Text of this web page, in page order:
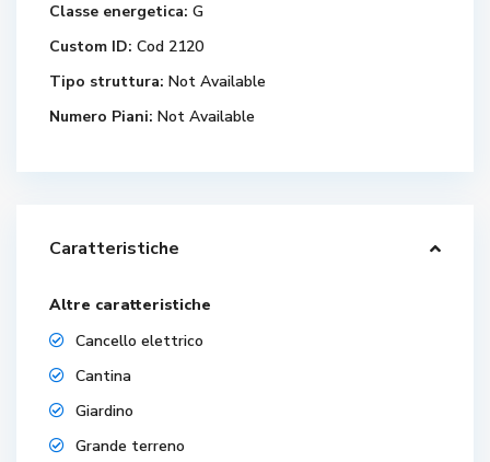
Classe energetica: G
Custom ID: Cod 2120
Tipo struttura: Not Available
Numero Piani: Not Available
Caratteristiche
Altre caratteristiche
Cancello elettrico
Cantina
Giardino
Grande terreno